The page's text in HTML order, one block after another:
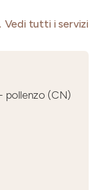
Vedi tutti i servizi
pollenzo (CN)